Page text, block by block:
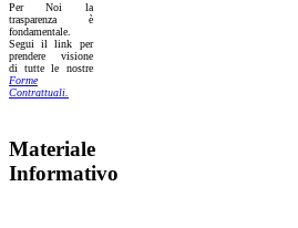
Per Noi la
trasparenza è
fondamentale.
Segui il link per
prendere visione
di tutte le nostre
Forme
Contrattuali.
Materiale
Informativo